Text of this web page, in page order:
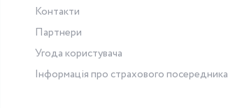
Контакти
Партнери
Угода користувача
Інформація про страхового посередника